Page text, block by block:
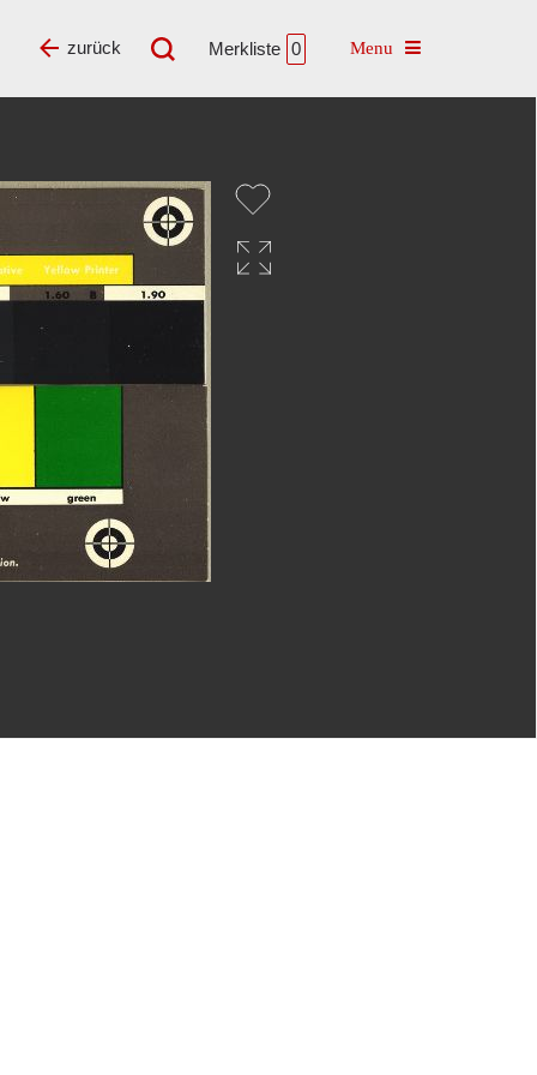
Merkliste 0 Toggle navigation
zurück